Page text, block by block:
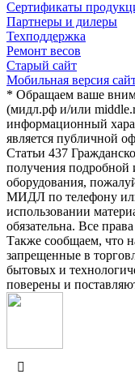
Сертификаты
Партнеры и дилеры
Техподдержка
Ремонт весов
Старый сайт
Мобильная версия
* Обращаем ваше
(мидл.рф и/или
информационный
является публичной
Статьи 437
получения подробной
оборудования,
МИДЛ по телефону
использовании
обязательна. Все
Также сообщаем, что
запрещенные в
бытовых и
поверены и